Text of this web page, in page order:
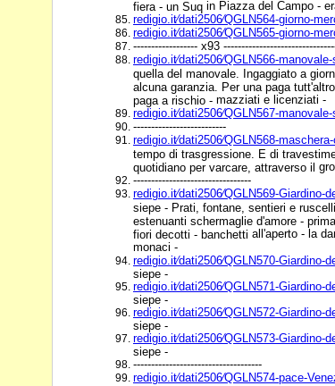
fiera - un Suq in Piazza del Campo -
redigio.it⁄dati2506⁄QGLN564-giorno-
redigio.it⁄dati2506⁄QGLN565-giorno-
------------------ x93
redigio.it⁄dati2506⁄QGLN566-
quella del manovale. Ingaggiato a
alcuna garanzia. Per una paga tutt'altro
paga a rischio - mazziati e licenziati -
redigio.it⁄dati2506⁄QGLN567-
--------------------------
redigio.it⁄dati2506⁄QGLN568-
tempo di trasgressione. E di
quotidiano per varcare, attraverso il
---------------------------------
redigio.it⁄dati2506⁄QGLN569-Giardino-
siepe - Prati, fontane, sentieri e
estenuanti schermaglie d'amore -
fiori decotti - banchetti all'aperto - la
monaci -
redigio.it⁄dati2506⁄QGLN570-Giardino-
siepe -
redigio.it⁄dati2506⁄QGLN571-Giardino-
siepe -
redigio.it⁄dati2506⁄QGLN572-Giardino-
siepe -
redigio.it⁄dati2506⁄QGLN573-Giardino-
siepe -
------------------------------------
redigio.it⁄dati2506⁄QGLN574-pace-